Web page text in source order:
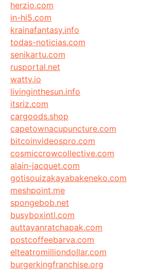
herzio.com
in-hi5.com
krainafantasy.info
todas-noticias.com
senikartu.com
rusportal.net
watty.io
livinginthesun.info
itsriz.com
cargoods.shop
capetownacupuncture.com
bitcoinvideospro.com
cosmiccrowcollective.com
alain-jacquet.com
gotisouizakayabakeneko.com
meshpoint.me
spongebob.net
busyboxintl.com
auttayanratchapak.com
postcoffeebarva.com
elteatromilliondollar.com
burgerkingfranchise.org